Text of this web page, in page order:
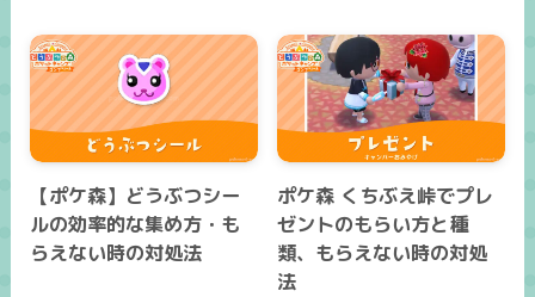
【ポケ森】どうぶつシー
ルの効率的な集め方・も
らえない時の対処法
ポケ森 くちぶえ峠でプレ
ゼントのもらい方と種
類、もらえない時の対処
法